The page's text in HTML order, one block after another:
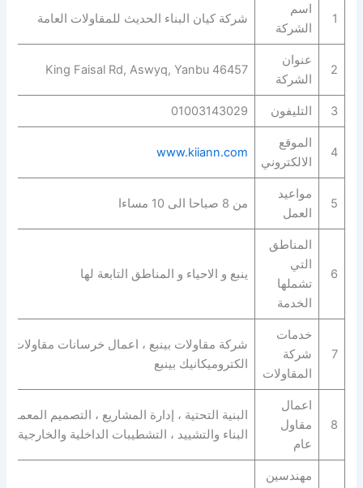
1
اسم
الشركة
شركة كيان البناء الحديث للمقاولات العامة
2
عنوان
الشركة
King Faisal Rd, Aswyq, Yanbu 46457
3 التليفون 01003143029
4
الموقع
الالكتروني
www.kiiann.com
5
مواعيد
العمل
من 8 صباحا الى 10 مساءا
6
المناطق
التي
تشملها
الخدمة
ينبع و الاحياء و المناطق التابعة لها
7
خدمات
شركة
المقاولات
شركة مقاولات بينبع ، اعمال خرسانات مقاولات ،
الكتروميكانيك بينبع
8
اعمال
مقاول
عام
البنية التحتية ، إدارة المشاريع ، التصميم
البناء والتشييد ، التشطيبات الداخلية
مهندسين